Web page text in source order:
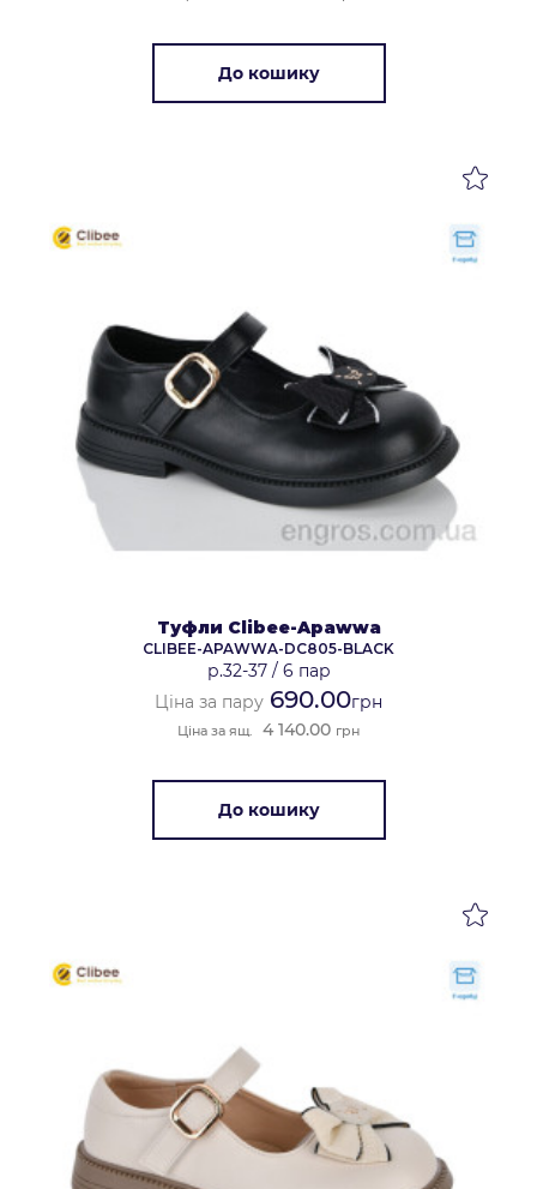
До кошику
Туфли Clibee-Apawwa
CLIBEE-APAWWA-DC805-BLACK
р.32-37/ 6 пар
Ціна за пару 690.00грн
Ціна за ящ. 4 140.00 грн
До кошику